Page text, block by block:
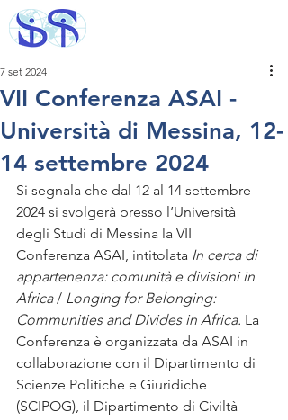
VII Conferenza ASAI -
Università di Messina, 12-
14 settembre 2024
7 set 2024
Si segnala che dal 12 al 14 settembre
2024 si svolgerà presso l’Università
degli Studi di Messina la VII
Conferenza ASAI, intitolata In cerca di
appartenenza: comunità e divisioni in
Africa / Longing for Belonging:
Communities and Divides in Africa. La
Conferenza è organizzata da ASAI in
collaborazione con il Dipartimento di
Scienze Politiche e Giuridiche
(SCIPOG), il Dipartimento di Civiltà